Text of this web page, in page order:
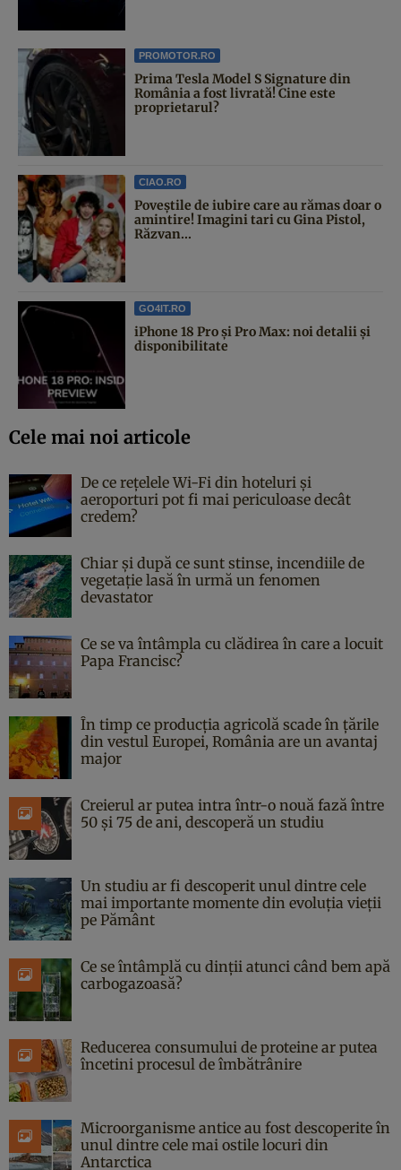
PROMOTOR.RO
Prima Tesla Model S Signature din
România a fost livrată! Cine este
proprietarul?
CIAO.RO
Poveştile de iubire care au rămas doar o
amintire! Imagini tari cu Gina Pistol,
Răzvan...
GO4IT.RO
iPhone 18 Pro și Pro Max: noi detalii și
disponibilitate
Cele mai noi articole
De ce rețelele Wi-Fi din hoteluri și
aeroporturi pot fi mai periculoase decât
credem?
Chiar și după ce sunt stinse, incendiile de
vegetație lasă în urmă un fenomen
devastator
Ce se va întâmpla cu clădirea în care a locuit
Papa Francisc?
În timp ce producția agricolă scade în țările
din vestul Europei, România are un avantaj
major
Creierul ar putea intra într-o nouă fază între
50 și 75 de ani, descoperă un studiu
Un studiu ar fi descoperit unul dintre cele
mai importante momente din evoluția vieții
pe Pământ
Ce se întâmplă cu dinții atunci când bem apă
carbogazoasă?
Reducerea consumului de proteine ar putea
încetini procesul de îmbătrânire
Microorganisme antice au fost descoperite în
unul dintre cele mai ostile locuri din
Antarctica